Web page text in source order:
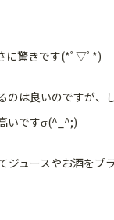
に驚きです(*ﾟ▽ﾟ*)
のは良いのですが、
いですσ(^_^;)
ジュースやお酒をプ